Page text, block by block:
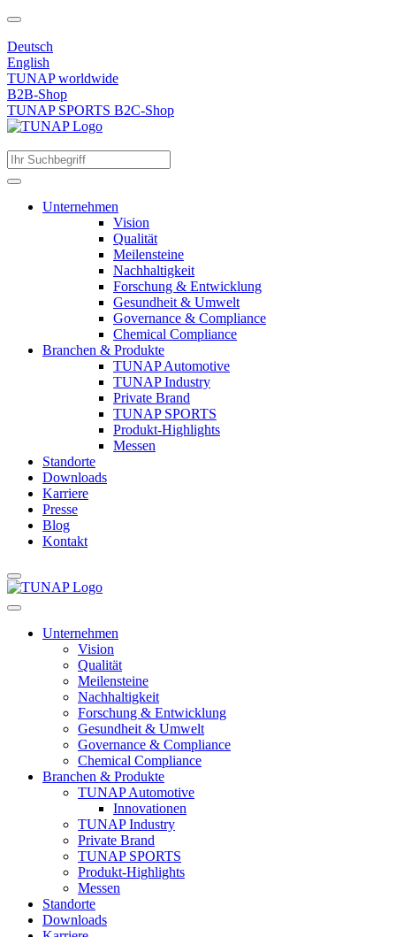
Deutsch
English
TUNAP worldwide
B2B-Shop
TUNAP SPORTS B2C-Shop
Unternehmen
Vision
Qualität
Meilensteine
Nachhaltigkeit
Forschung & Entwicklung
Gesundheit & Umwelt
Governance & Compliance
Chemical Compliance
Branchen & Produkte
TUNAP Automotive
TUNAP Industry
Private Brand
TUNAP SPORTS
Produkt-Highlights
Messen
Standorte
Downloads
Karriere
Presse
Blog
Kontakt
Unternehmen
Vision
Qualität
Meilensteine
Nachhaltigkeit
Forschung & Entwicklung
Gesundheit & Umwelt
Governance & Compliance
Chemical Compliance
Branchen & Produkte
TUNAP Automotive
Innovationen
TUNAP Industry
Private Brand
TUNAP SPORTS
Produkt-Highlights
Messen
Standorte
Downloads